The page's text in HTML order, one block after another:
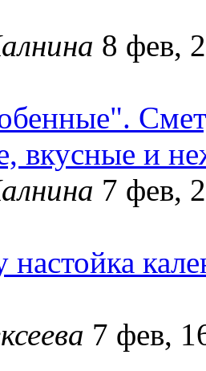
8 фев,
вкусные и
7 фев,
настойка
7 фев,